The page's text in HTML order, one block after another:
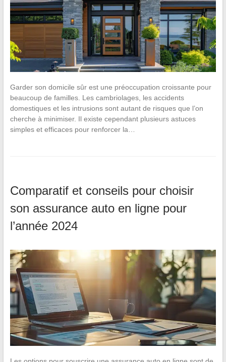
Garder son domicile sûr est une préoccupation croissante pour
beaucoup de familles. Les cambriolages, les accidents
domestiques et les intrusions sont autant de risques que l’on
cherche à minimiser. Il existe cependant plusieurs astuces
simples et efficaces pour renforcer la…
Comparatif et conseils pour choisir
son assurance auto en ligne pour
l’année 2024